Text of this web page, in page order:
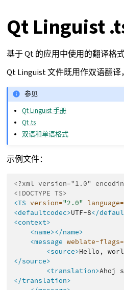
Qt Linguist
基于 Qt 的应用中使用的翻译格式
Qt Linguist 文件既用作双语翻译
参见
Qt Linguist 手册
Qt .ts
双语和单语格式
示例文件：
<?xml version="1.0"
<!DOCTYPE TS>
<TS version="2.0" language=
<defaultcodec>UTF-8</
<context>
<name></name>
<message weblate-flags=
<source>Hello,
</source>
<translation>Ahoj
</translation>